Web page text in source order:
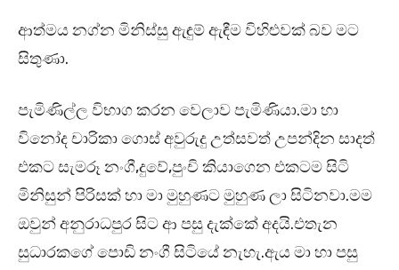
ආත්මය නග්න මිනිස්සු ඇඳුම් ඇඳීම විහිළුවක් බව මට
සිතුණා.
පැමිණිල්ල විභාග කරන වෙලාව පැමිණියා.මා හා
විනෝද චාරිකා ගොස් අවුරුදු උත්සවත් උපන්දින සාදත්
එකට සැමරූ නංගී,දුවේ,පුංචි කියාගෙන එකටම සිටි
මිනිසුන් පිරිසක් හා මා මුහුණට මුහුණ ලා සිටිනවා.මම
ඔවුන් අනුරාධපුර සිට ආ පසු දැක්කේ අදයි.එතැන
සුධාරකගේ පොඩි නංගී සිටියේ නැහැ.ඇය මා හා පසු